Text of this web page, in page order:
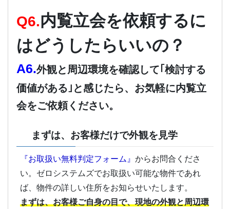
Q6.内覧立会を依頼するに
はどうしたらいいの？
A6.外観と周辺環境を確認して｢検討する
価値がある｣と感じたら、お気軽に内覧立
会をご依頼ください。
まずは、お客様だけで外観を見学
『お取扱い無料判定フォーム』 からお問合くださ
い。ゼロシステムズでお取扱い可能な物件であれ
ば、物件の詳しい住所をお知らせいたします。
まずは、お客様ご自身の目で、現地の外観と周辺環